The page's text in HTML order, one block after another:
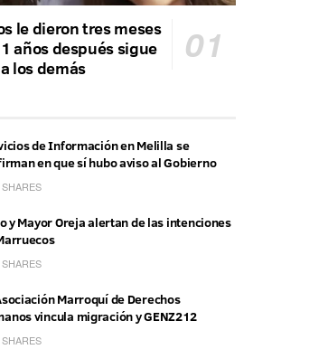
le dieron tres meses
años después sigue
los demás
de Información en Melilla se
en que sí hubo aviso al Gobierno
y Mayor Oreja alertan de las intenciones
Marroquí de Derechos
vincula migración y GENZ212